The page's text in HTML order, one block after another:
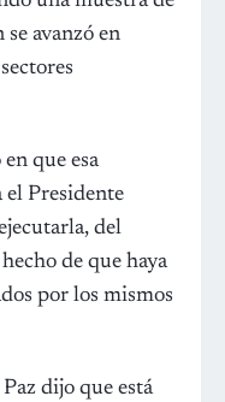
avanzó en
que esa
Presidente
del
de que haya
por los mismos
dijo que está